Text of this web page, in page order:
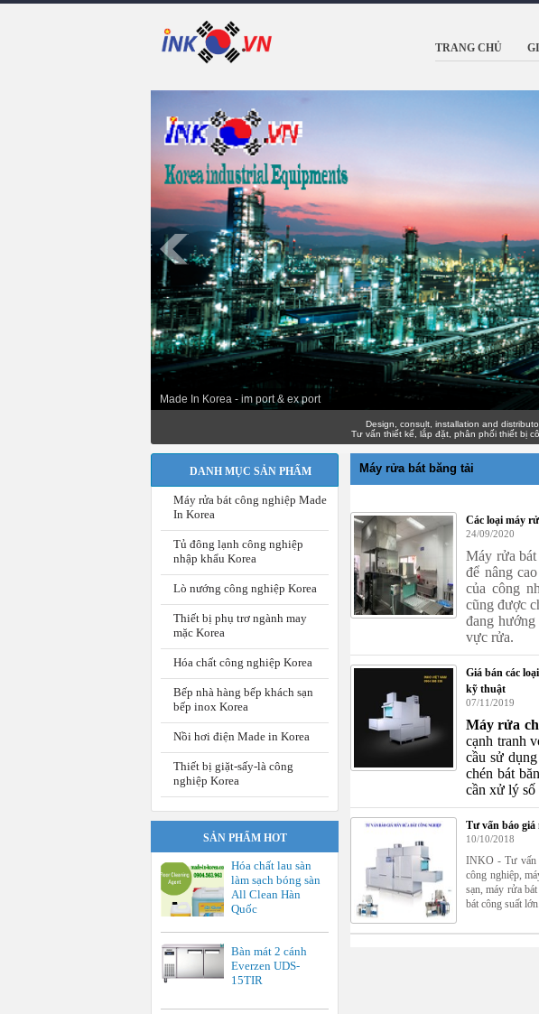
TRANG CHỦ
Made In Korea - im port & ex port
Design, consult, installation and distributor all
Tư vấn thiết kế, lắp đặt, phân phối thiết bị công
DANH MỤC SẢN PHẨM
Máy rửa bát công nghiệp Made
In Korea
Tủ đông lạnh công nghiệp
nhập khẩu Korea
Lò nướng công nghiệp Korea
Thiết bị phụ trơ ngành may
mặc Korea
Hóa chất công nghiệp Korea
Bếp nhà hàng bếp khách sạn
bếp inox Korea
Nồi hơi điện Made in Korea
Thiết bị giặt-sấy-là công
nghiệp Korea
SẢN PHẨM HOT
Hóa chất lau sàn
làm sạch bóng sàn
All Clean Hàn
Quốc
Bàn mát 2 cánh
Everzen UDS-
15TIR
Máy rửa bát băng tải
Các loại máy
24/09/2020
Máy rửa bát
để nâng
của công
cũng được
đang
vực rửa.
Giá bán các
kỹ thuật
07/11/2019
Máy rửa
cạnh tranh
cầu sử
chén bát
cần xử lý số
Tư vấn báo giá
10/10/2018
INKO - Tư vấn
công nghiệp,
sạn, máy rửa
bát công suất lớn.